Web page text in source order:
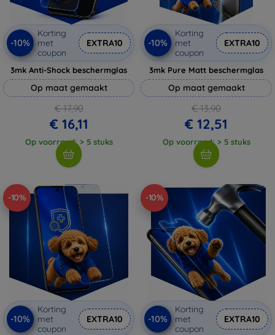
-10%
Korting
met
coupon
EXTRA10
3mk Anti-Shock beschermglas
Op maat gemaakt
€ 17,90
€ 16,11
Op voorraad: > 5 stuks
-10%
Korting
met
coupon
EXTRA10
3mk Pure Matt beschermglas
Op maat gemaakt
€ 13,90
€ 12,51
Op voorraad: > 5 stuks
-10%
-10%
Korting
met
coupon
EXTRA10
-10%
-10%
Korting
met
coupon
EXTRA10